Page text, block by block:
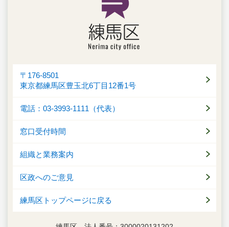
〒176-8501
東京都練馬区豊玉北6丁目12番1号
電話：03-3993-1111（代表）
窓口受付時間
組織と業務案内
区政へのご意見
練馬区トップページに戻る